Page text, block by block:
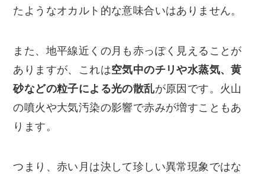
たようなオカルト的な意味合いはありません。
また、地平線近くの月も赤っぽく見えることが
ありますが、これは空気中のチリや水蒸気、黄
砂などの粒子による光の散乱が原因です。火山
の噴火や大気汚染の影響で赤みが増すこともあ
ります。
つまり、赤い月は決して珍しい異常現象ではな